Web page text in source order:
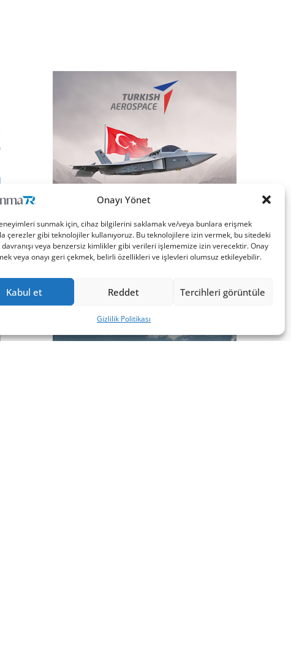
Onayı Yönet
sunmak için, cihaz bilgilerini saklamak ve/veya bunlara erişmek
çerezler gibi teknolojiler kullanıyoruz. Bu teknolojilere izin vermek, bu sitedeki
veya benzersiz kimlikler gibi verileri işlememize izin verecektir. Onay
veya onayı geri çekmek, belirli özellikleri ve işlevleri olumsuz etkileyebilir.
Kabul et Reddet Tercihleri görüntüle
Gizlilik Politikası